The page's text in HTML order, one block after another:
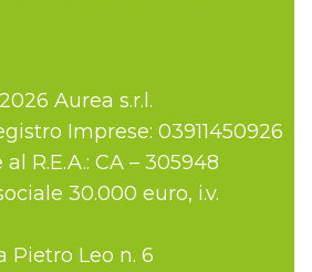
Aurea s.r.l.
Imprese: 03911450926
R.E.A.: CA – 305948
30.000 euro, i.v.
Pietro Leo n. 6